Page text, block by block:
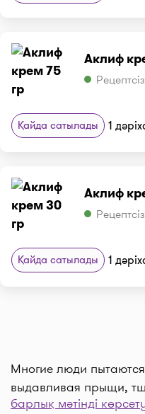
Аклиф
Рецептсіз
Қайда сатылады 1
Аклиф
Рецептсіз
Қайда сатылады 1
Многие люди
выдавливая прыщи,
кожей или нанося
барлық мәтінді